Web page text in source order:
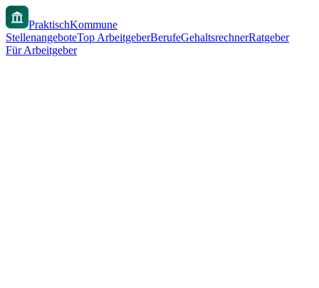
PraktischKommune
StellenangeboteTop ArbeitgeberBerufeGehaltsrechnerRatgeber
Für Arbeitgeber